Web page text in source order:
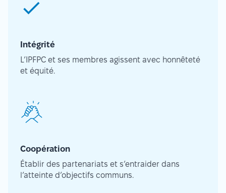
Intégrité
L’IPFPC et ses membres agissent avec honnêteté
et équité.
Coopération
Établir des partenariats et s’entraider dans
l’atteinte d’objectifs communs.